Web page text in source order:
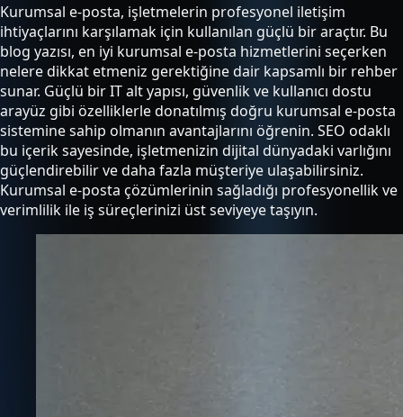
Kurumsal e-posta, işletmelerin profesyonel iletişim
ihtiyaçlarını karşılamak için kullanılan güçlü bir araçtır. Bu
blog yazısı, en iyi kurumsal e-posta hizmetlerini seçerken
nelere dikkat etmeniz gerektiğine dair kapsamlı bir rehber
sunar. Güçlü bir IT alt yapısı, güvenlik ve kullanıcı dostu
arayüz gibi özelliklerle donatılmış doğru kurumsal e-posta
sistemine sahip olmanın avantajlarını öğrenin. SEO odaklı
bu içerik sayesinde, işletmenizin dijital dünyadaki varlığını
güçlendirebilir ve daha fazla müşteriye ulaşabilirsiniz.
Kurumsal e-posta çözümlerinin sağladığı profesyonellik ve
verimlilik ile iş süreçlerinizi üst seviyeye taşıyın.